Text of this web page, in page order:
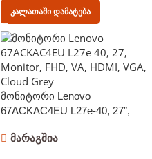
Კალათაში Დამატება
მონიტორი Lenovo
67ACKAC4EU L27e-40, 27″,
Cloud Grey
მარაგშია